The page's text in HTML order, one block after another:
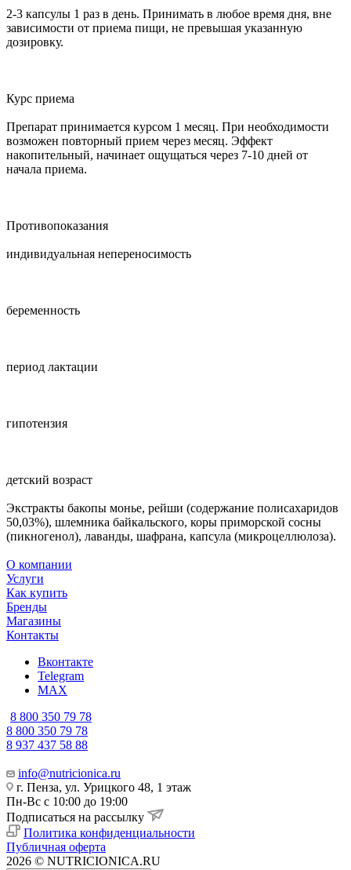
2-3 капсулы 1 раз в день. Принимать в любое время дня, вне
зависимости от приема пищи, не превышая указанную
дозировку.
Курс приема
Препарат принимается курсом 1 месяц. При необходимости
возможен повторный прием через месяц. Эффект
накопительный, начинает ощущаться через 7-10 дней от
начала приема.
Противопоказания
индивидуальная непереносимость
беременность
период лактации
гипотензия
детский возраст
Экстракты бакопы монье, рейши (содержание полисахаридов
50,03%), шлемника байкальского, коры приморской сосны
(пикногенол), лаванды, шафрана, капсула (микроцеллюлоза).
О компании
Услуги
Как купить
Бренды
Магазины
Контакты
Вконтакте
Telegram
MAX
8 800 350 79 78
8 800 350 79 78
8 937 437 58 88
info@nutricionica.ru
г. Пенза, ул. Урицкого 48, 1 этаж
Пн-Вс с 10:00 до 19:00
Подписаться на рассылку
Политика конфиденциальности
Публичная оферта
2026 © NUTRICIONICA.RU